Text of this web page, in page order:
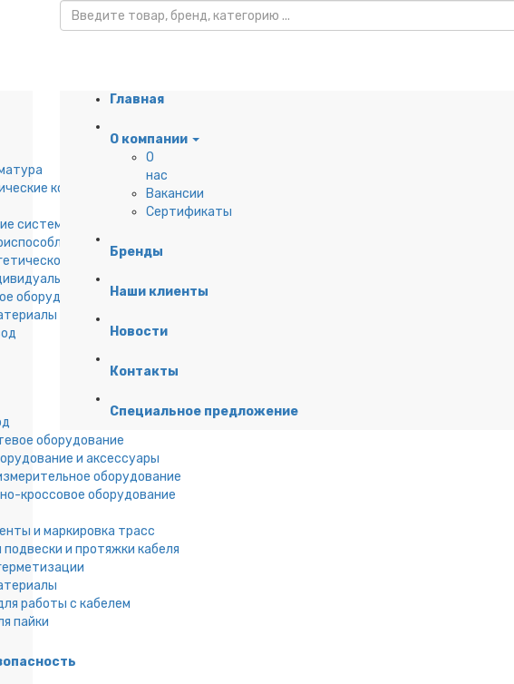
компоненты
системы
для кабеля
оборудование
защиты
оборудование
оборудование
и аксессуары
оборудование
кроссовое оборудование
и маркировка трасс
и протяжки кабеля
работы с кабелем
пайки
Главная
О компании
О
нас
Вакансии
Сертификаты
Бренды
Наши клиенты
Новости
Контакты
Специальное предложение